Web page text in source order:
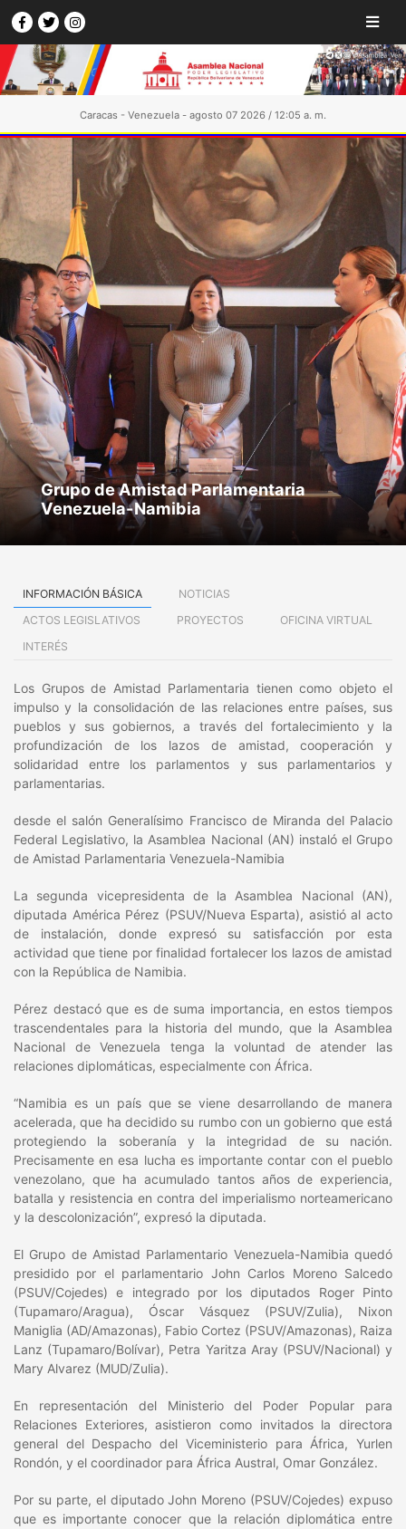
Caracas - Venezuela - agosto 07 2026 / 12:05 a. m.
Grupo de Amistad Parlamentaria
Venezuela-Namibia
INFORMACIÓN BÁSICA
NOTICIAS
ACTOS LEGISLATIVOS
PROYECTOS
OFICINA VIRTUAL
INTERÉS
Los Grupos de Amistad Parlamentaria tienen como objeto el
impulso y la consolidación de las relaciones entre países, sus
pueblos y sus gobiernos, a través del fortalecimiento y la
profundización de los lazos de amistad, cooperación y
solidaridad entre los parlamentos y sus parlamentarios y
parlamentarias.
desde el salón Generalísimo Francisco de Miranda del Palacio
Federal Legislativo, la Asamblea Nacional (AN) instaló el Grupo
de Amistad Parlamentaria Venezuela-Namibia
La segunda vicepresidenta de la Asamblea Nacional (AN),
diputada América Pérez (PSUV/Nueva Esparta), asistió al acto
de instalación, donde expresó su satisfacción por esta
actividad que tiene por finalidad fortalecer los lazos de amistad
con la República de Namibia.
Pérez destacó que es de suma importancia, en estos tiempos
trascendentales para la historia del mundo, que la Asamblea
Nacional de Venezuela tenga la voluntad de atender las
relaciones diplomáticas, especialmente con África.
“Namibia es un país que se viene desarrollando de manera
acelerada, que ha decidido su rumbo con un gobierno que está
protegiendo la soberanía y la integridad de su nación.
Precisamente en esa lucha es importante contar con el pueblo
venezolano, que ha acumulado tantos años de experiencia,
batalla y resistencia en contra del imperialismo norteamericano
y la descolonización”, expresó la diputada.
El Grupo de Amistad Parlamentario Venezuela-Namibia quedó
presidido por el parlamentario John Carlos Moreno Salcedo
(PSUV/Cojedes) e integrado por los diputados Roger Pinto
(Tupamaro/Aragua), Óscar Vásquez (PSUV/Zulia), Nixon
Maniglia (AD/Amazonas), Fabio Cortez (PSUV/Amazonas), Raiza
Lanz (Tupamaro/Bolívar), Petra Yaritza Aray (PSUV/Nacional) y
Mary Alvarez (MUD/Zulia).
En representación del Ministerio del Poder Popular para
Relaciones Exteriores, asistieron como invitados la directora
general del Despacho del Viceministerio para África, Yurlen
Rondón, y el coordinador para África Austral, Omar González.
Por su parte, el diputado John Moreno (PSUV/Cojedes) expuso
que es importante conocer que la relación diplomática entre